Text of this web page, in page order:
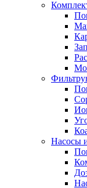
Насосы